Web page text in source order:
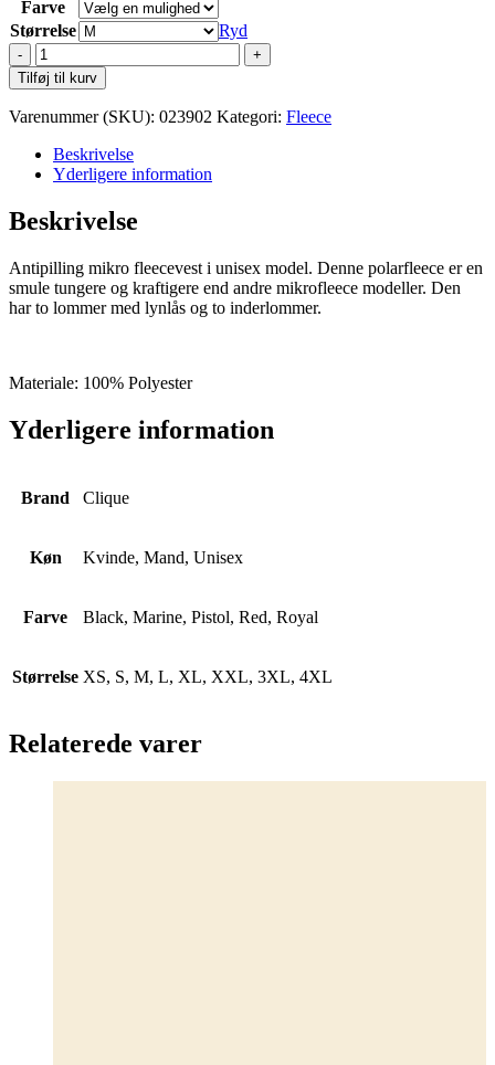
Farve
Størrelse
Ryd
Clique
Basic
Polar
Fleece
antal
Tilføj til kurv
Varenummer (SKU): 023902 Kategori: Fleece
Beskrivelse
Yderligere information
Beskrivelse
Antipilling mikro fleecevest i unisex model. Denne polarfleece er en
smule tungere og kraftigere end andre mikrofleece modeller. Den
har to lommer med lynlås og to inderlommer.
Materiale: 100% Polyester
Yderligere information
Brand Clique
Køn Kvinde, Mand, Unisex
Farve Black, Marine, Pistol, Red, Royal
Størrelse XS, S, M, L, XL, XXL, 3XL, 4XL
Relaterede varer